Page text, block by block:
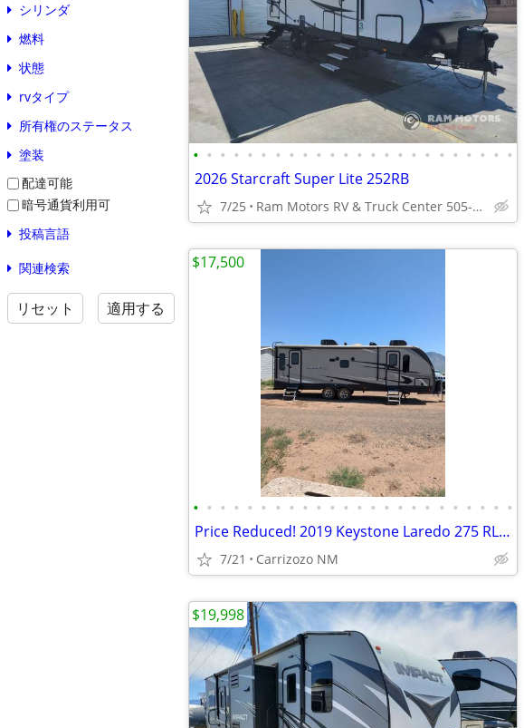
シリンダ
燃料
状態
rvタイプ
所有権のステータス
塗装
配達可能
暗号通貨利用可
投稿言語
関連検索
リセット 適用する
• • • • • • • • • • • • • • • • • • • • • • • •
2026 Starcraft Super Lite 252RB
7/25 Ram Motors RV & Truck Center 505-892-3600
• • • • • • • • • • • • • • • • • • • • • • • •
Price Reduced! 2019 Keystone Laredo 275 RL Travel Trailer
7/21 Carrizozo NM
$17,500
$19,998